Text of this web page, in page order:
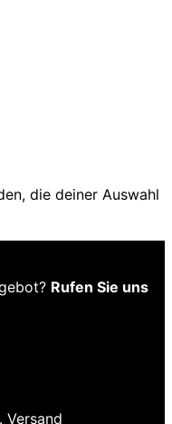
die deiner Auswahl
Rufen Sie uns
Versand